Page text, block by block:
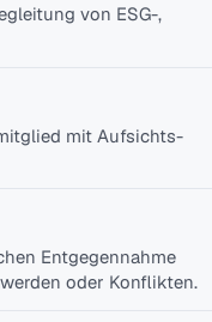
von ESG-,
mit Aufsichts-
Entgegennahme
oder Konflikten.